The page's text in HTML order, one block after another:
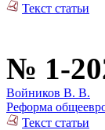
Текст статьи
№ 1-
Войников В. В.
Реформа
Текст статьи